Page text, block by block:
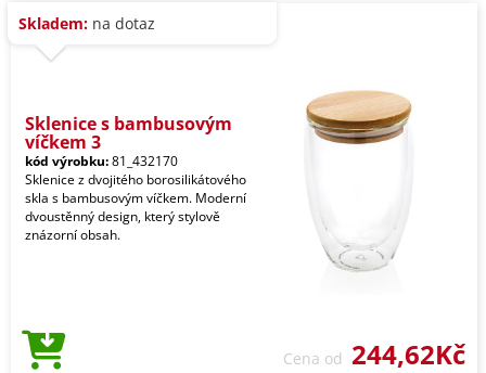
Skladem: na dotaz
Sklenice s bambusovým
víčkem 3
kód výrobku:81_432170
Sklenice z dvojitého borosilikátového
skla s bambusovým víčkem. Moderní
dvoustěnný design, který stylově
znázorní obsah.
Cena od 244,62Kč